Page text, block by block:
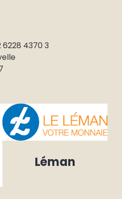
6228 4370 3
Léman